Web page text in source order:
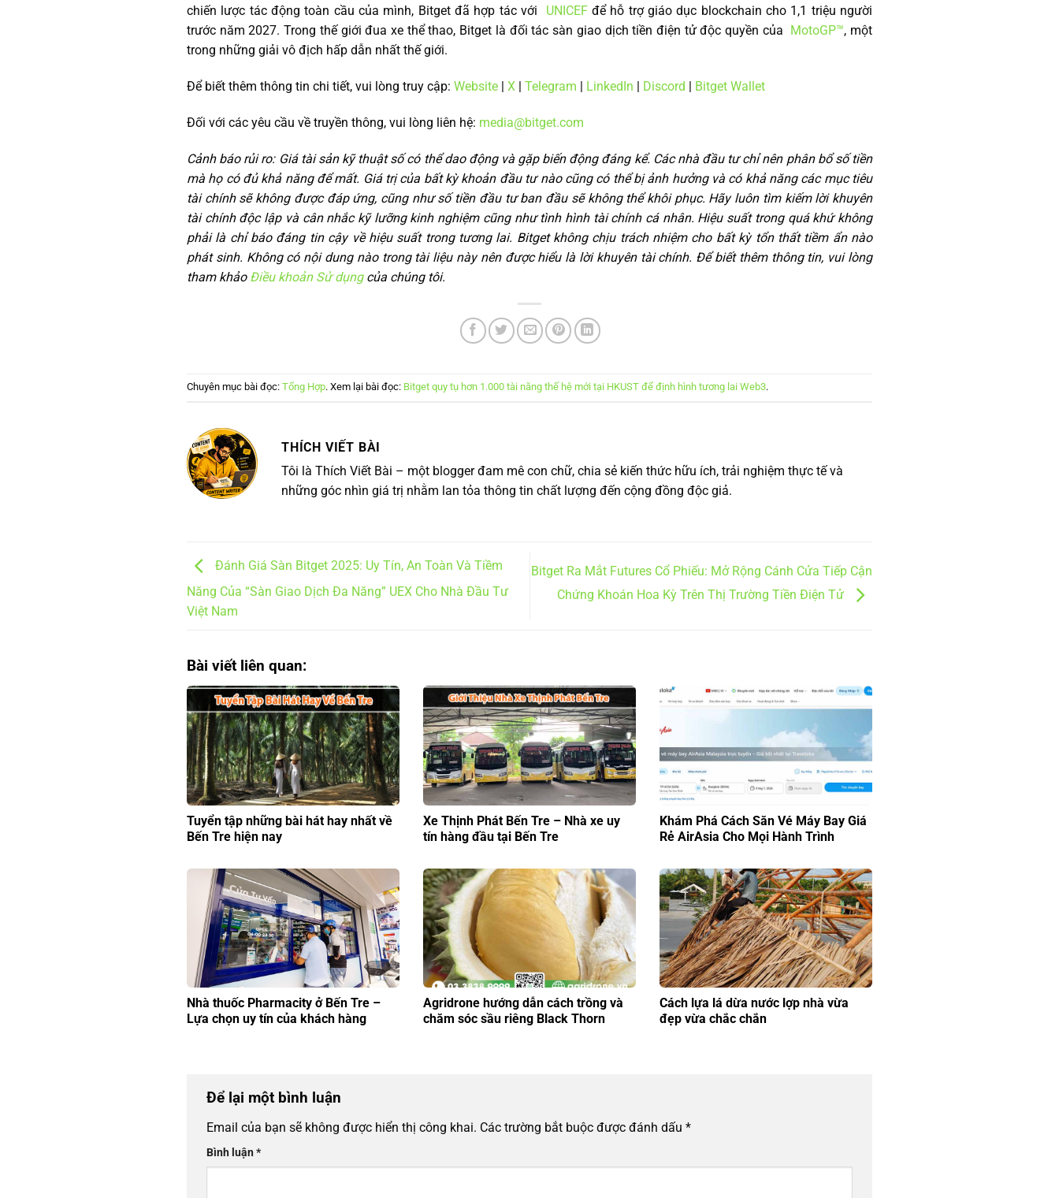
chiến lược tác động toàn cầu của mình, Bitget đã hợp tác với
UNICEFđể hỗ trợ giáo dục blockchain cho 1,1 triệu người
trước năm 2027. Trong thế giới đua xe thể thao, Bitget là đối tác sàn giao dịch tiền điện tử độc quyền của
MotoGP™, một
trong những giải vô địch hấp dẫn nhất thế giới.
Để biết thêm thông tin chi tiết, vui lòng truy cập: Website | X | Telegram | LinkedIn | Discord | Bitget Wallet
Đối với các yêu cầu về truyền thông, vui lòng liên hệ: media@bitget.com
Cảnh báo rủi ro: Giá tài sản kỹ thuật số có thể dao động và gặp biến động đáng kể. Các nhà đầu tư chỉ nên phân bổ số tiền
mà họ có đủ khả năng để mất. Giá trị của bất kỳ khoản đầu tư nào cũng có thể bị ảnh hưởng và có khả năng các mục tiêu
tài chính sẽ không được đáp ứng, cũng như số tiền đầu tư ban đầu sẽ không thể khôi phục. Hãy luôn tìm kiếm lời khuyên
tài chính độc lập và cân nhắc kỹ lưỡng kinh nghiệm cũng như tình hình tài chính cá nhân. Hiệu suất trong quá khứ không
phải là chỉ báo đáng tin cậy về hiệu suất trong tương lai. Bitget không chịu trách nhiệm cho bất kỳ tổn thất tiềm ẩn nào
phát sinh. Không có nội dung nào trong tài liệu này nên được hiểu là lời khuyên tài chính. Để biết thêm thông tin, vui lòng
tham khảo Điều khoản Sử dụngcủa chúng tôi.
Chuyên mục bài đọc: Tổng Hợp. Xem lại bài đọc: Bitget quy tụ hơn 1.000 tài năng thế hệ mới tại HKUST để định hình tương lai Web3.
THÍCH VIẾT BÀI
Tôi là Thích Viết Bài – một blogger đam mê con chữ, chia sẻ kiến thức hữu ích, trải nghiệm thực tế và
những góc nhìn giá trị nhằm lan tỏa thông tin chất lượng đến cộng đồng độc giả.
Đánh Giá Sàn Bitget 2025: Uy Tín, An Toàn Và Tiềm
Năng Của “Sàn Giao Dịch Đa Năng” UEX Cho Nhà Đầu Tư
Việt Nam
Bitget Ra Mắt Futures Cổ Phiếu: Mở Rộng Cánh Cửa Tiếp Cận
Chứng Khoán Hoa Kỳ Trên Thị Trường Tiền Điện Tử
Bài viết liên quan:
Tuyển tập những bài hát hay nhất về
Bến Tre hiện nay
Xe Thịnh Phát Bến Tre – Nhà xe uy
tín hàng đầu tại Bến Tre
Khám Phá Cách Săn Vé Máy Bay Giá
Rẻ AirAsia Cho Mọi Hành Trình
Nhà thuốc Pharmacity ở Bến Tre –
Lựa chọn uy tín của khách hàng
Agridrone hướng dẫn cách trồng và
chăm sóc sầu riêng Black Thorn
Cách lựa lá dừa nước lợp nhà vừa
đẹp vừa chắc chắn
Để lại một bình luận
Email của bạn sẽ không được hiển thị công khai. Các trường bắt buộc được đánh dấu *
Bình luận*